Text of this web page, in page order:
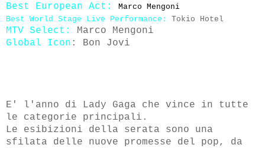
Best European Act: Marco Mengoni
Best World Stage Live Performance:
Tokio Hotel
MTV Select:
Marco Mengoni
Global Icon : Bon Jovi
E' l'anno di Lady Gaga che vince in tutte
le categorie principali.
Le esibizioni della serata sono una
sfilata delle nuove promesse del pop, da